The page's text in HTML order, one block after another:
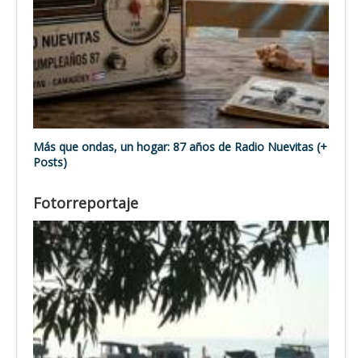
Más que ondas, un hogar: 87 años de Radio Nuevitas (+
Posts)
Fotorreportaje